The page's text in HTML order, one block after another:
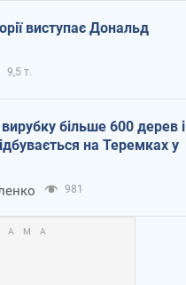
виступає Дональд
9,5 т.
більше 600 дерев і
на Теремках у
981